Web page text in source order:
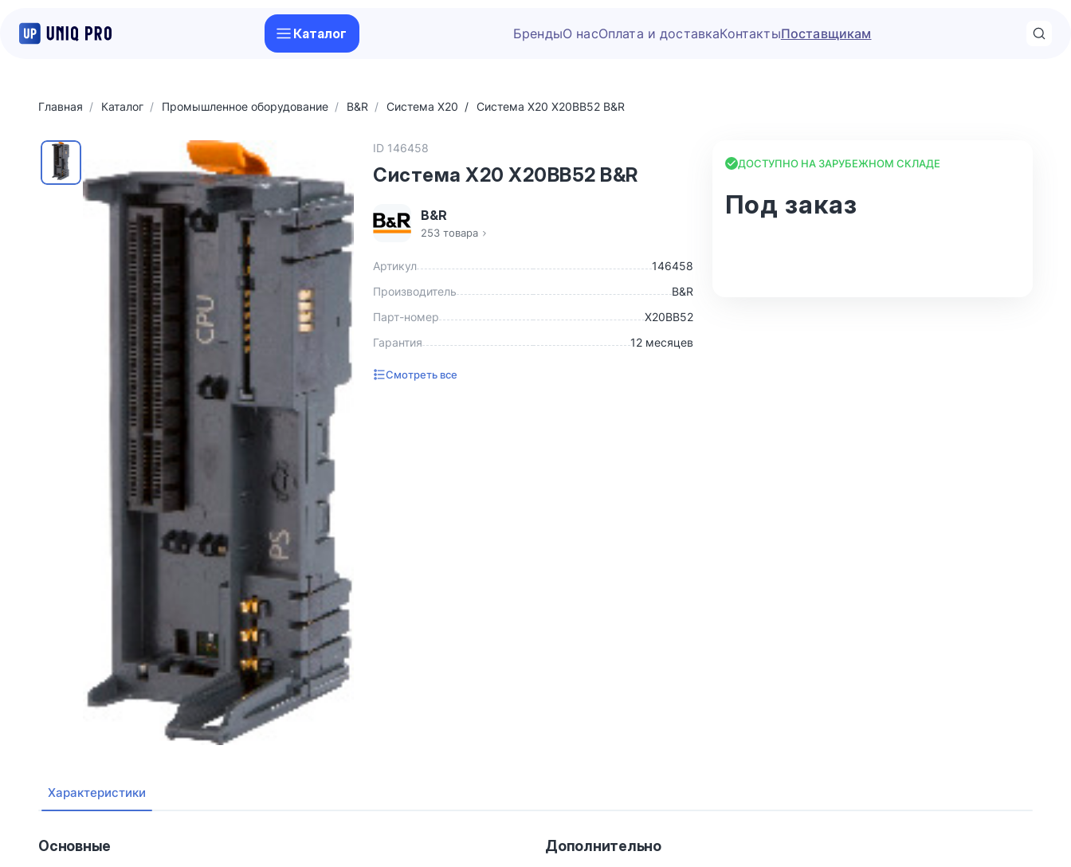
Каталог БрендыО насОплата и доставкаКонтактыПоставщикам
Главная Каталог Промышленное оборудование B&R Система X20 Система X20 X20BB52 B&R
ID 146458
Система X20 X20BB52 B&R
B&R
253 товара
Артикул
146458
Производитель
B&R
Парт-номер
X20BB52
Гарантия
12 месяцев
Смотреть все
ДОСТУПНО НА ЗАРУБЕЖНОМ СКЛАДЕ
Под заказ
Характеристики
Основные Дополнительно